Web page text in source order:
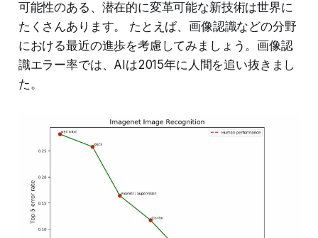
可能性のある、潜在的に変革可能な新技術は世界に
たくさんあります。 たとえば、画像認識などの分野
における最近の進歩を考慮してみましょう。画像認
識エラー率では、AIは2015年に人間を追い抜きまし
た。